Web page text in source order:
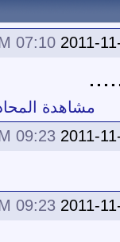
2011-
07:10 AM
مشاهدة
2011-
09:23 PM
2011-
09:23 PM